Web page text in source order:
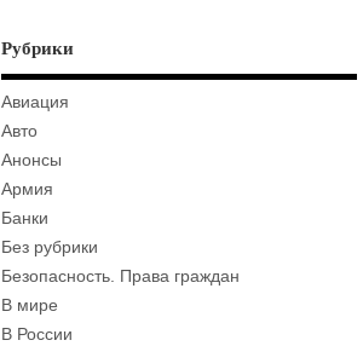
Рубрики
Авиация
Авто
Анонсы
Армия
Банки
Без рубрики
Безопасность. Права граждан
В мире
В России